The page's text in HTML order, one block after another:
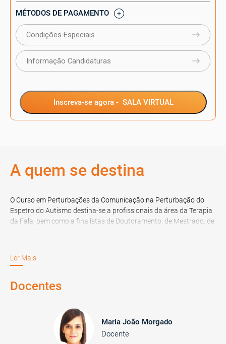
MÉTODOS DE PAGAMENTO
Condições Especiais
Informação Candidaturas
Inscreva-se agora - SALA VIRTUAL
A quem se destina
O Curso em Perturbações da Comunicação na Perturbação do
Espetro do Autismo destina-se a profissionais da área da Terapia
da Fala, bem como a finalistas de Doutoramento, de Mestrado, de
Ler Mais
Docentes
Maria João Morgado
Docente